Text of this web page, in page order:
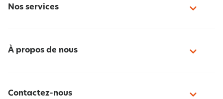
Nos services
À propos de nous
Contactez-nous